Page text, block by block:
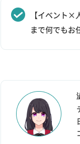
【イベント×
まで何でもお